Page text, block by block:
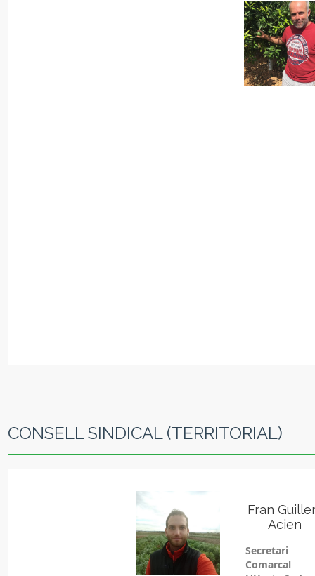
CONSELL SINDICAL (TERRITORIAL)
Fran
Acien
Secretari
Comarcal